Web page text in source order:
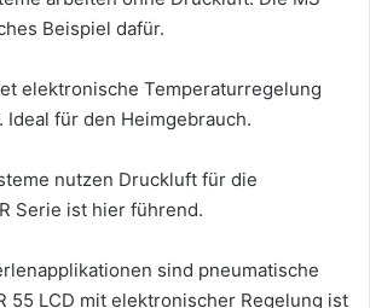
Beispiel dafür.
elektronische Temperaturregelung
Ideal für den Heimgebrauch.
nutzen Druckluft für die
Serie ist hier führend.
sind pneumatische
55 LCD mit elektronischer Regelung ist